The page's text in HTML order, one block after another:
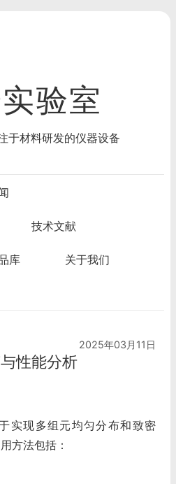
验室
于材料研发的仪器设备
技术文献
库 关于我们
2025年03月11日
性能分析
实现多组元均匀分布和致密
方法包括：